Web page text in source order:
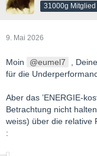
31000g Mitglied
9. Mai 2026
Moin eumel7
,
für die
Aber das ’ENERGIE-
Betrachtung nicht
weiss) über die relative
: